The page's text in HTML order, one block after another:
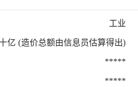
工业
亿 (造价总额由信息员估算得出)
*****
*****